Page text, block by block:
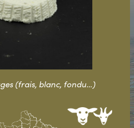
(frais, blanc, fondu…)